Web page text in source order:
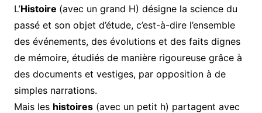
L’Histoire (avec un grand H) désigne la science du
passé et son objet d’étude, c’est-à-dire l’ensemble
des événements, des évolutions et des faits dignes
de mémoire, étudiés de manière rigoureuse grâce à
des documents et vestiges, par opposition à de
simples narrations.
Mais les histoires(avec un petit h) partagent avec